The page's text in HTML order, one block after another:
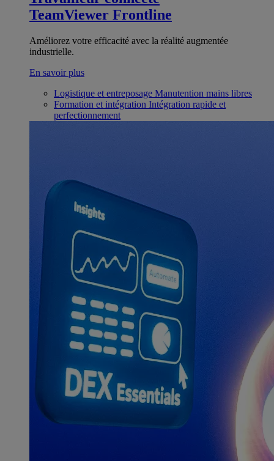
TeamViewer Frontline
Améliorez votre efficacité avec la réalité augmentée
industrielle.
En savoir plus
Logistique et entreposage Manutention mains libres
Formation et intégration Intégration rapide et
perfectionnement